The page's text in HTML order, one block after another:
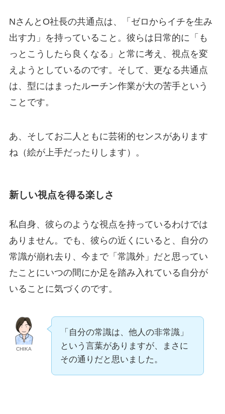
NさんとO社長の共通点は、「ゼロからイチを生み
出す力」を持っていること。彼らは日常的に「も
っとこうしたら良くなる」と常に考え、視点を変
えようとしているのです。そして、更なる共通点
は、型にはまったルーチン作業が大の苦手という
ことです。
あ、そしてお二人ともに芸術的センスがあります
ね（絵が上手だったりします）。
新しい視点を得る楽しさ
私自身、彼らのような視点を持っているわけでは
ありません。でも、彼らの近くにいると、自分の
常識が崩れ去り、今まで「常識外」だと思ってい
たことにいつの間にか足を踏み入れている自分が
いることに気づくのです。
CHIKA
「自分の常識は、他人の非常識」
という言葉がありますが、まさに
その通りだと思いました。